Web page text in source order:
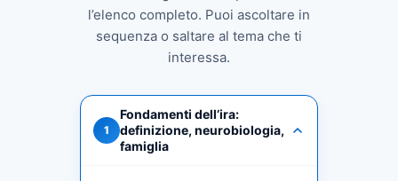
l’elenco completo. Puoi ascoltare in
sequenza o saltare al tema che ti
interessa.
1
Fondamenti dell’ira:
definizione, neurobiologia,
famiglia